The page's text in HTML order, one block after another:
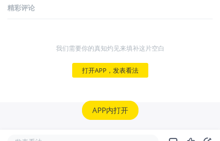
精彩评论
我们需要你的真知灼见来填补这片空白
打开APP，发表看法
APP内打开